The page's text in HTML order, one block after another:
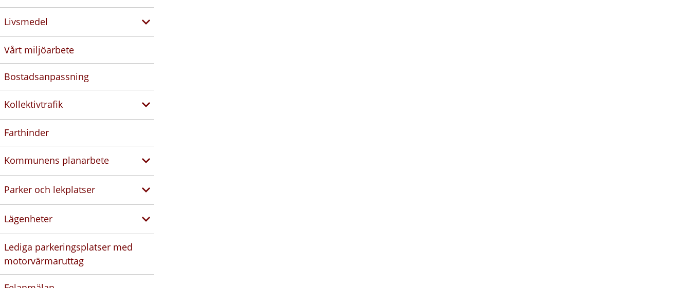
Livsmedel
Vårt miljöarbete
Bostadsanpassning
Kollektivtrafik
Farthinder
Kommunens planarbete
Parker och lekplatser
Lägenheter
Lediga parkeringsplatser med
motorvärmaruttag